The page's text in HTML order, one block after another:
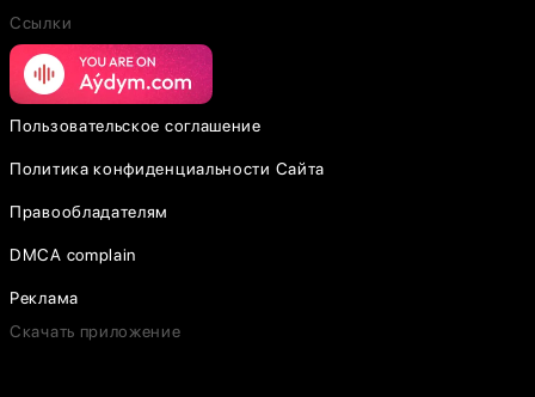
Ссылки
Пользовательское соглашение
Политика конфиденциальности Сайта
Правообладателям
DMCA complain
Реклама
Скачать приложение